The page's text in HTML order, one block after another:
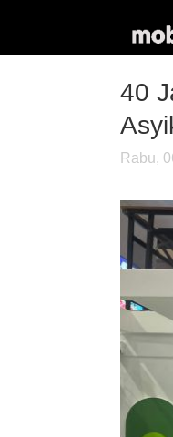
40
Rabu,